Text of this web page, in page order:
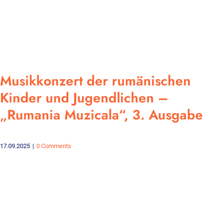
Musikkonzert der rumänischen
Kinder und Jugendlichen –
„Rumania Muzicala“, 3. Ausgabe
17.09.2025 | 0 Comments